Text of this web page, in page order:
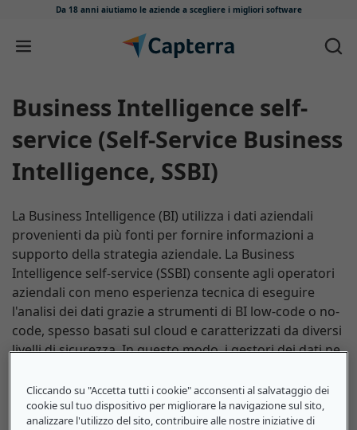
Da 18 anni aiutiamo le aziende a scegliere i migliori software
Salta e vai al contenuto
Business Intelligence self-
service (Self-Service Business
Intelligence, SSBI)
La Business Intelligence (BI) utilizza i dati aziendali
provenienti da più fonti per fornire informazioni a
supporto della strategia aziendale. La Business
Intelligence self-service (SSBI) consente agli operatori
aziendali con meno esperienza tecnica di eseguire
l'analisi dei dati grazie a strumenti di BI low-code o no-
code, spesso basati sul cloud e caratterizzati da diversi
livelli di sicurezza. In questo modo, i gestori dei dati ne
promuove la trasparenza e la condivisione dei dati,
fornendo al contempo informazioni importanti.
Cliccando su "Accetta tutti i cookie" acconsenti al salvataggio dei
cookie sul tuo dispositivo per migliorare la navigazione sul sito,
analizzare l'utilizzo del sito, contribuire alle nostre iniziative di